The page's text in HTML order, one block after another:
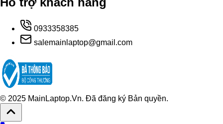
0933358385
salemainlaptop@gmail.com
© 2025 MainLaptop.Vn. Đã đăng ký Bản quyền.